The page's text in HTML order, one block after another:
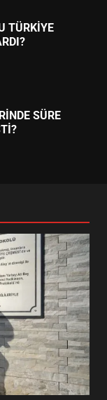
SÜRE
NEYİ
İÇİN
GÖZLER